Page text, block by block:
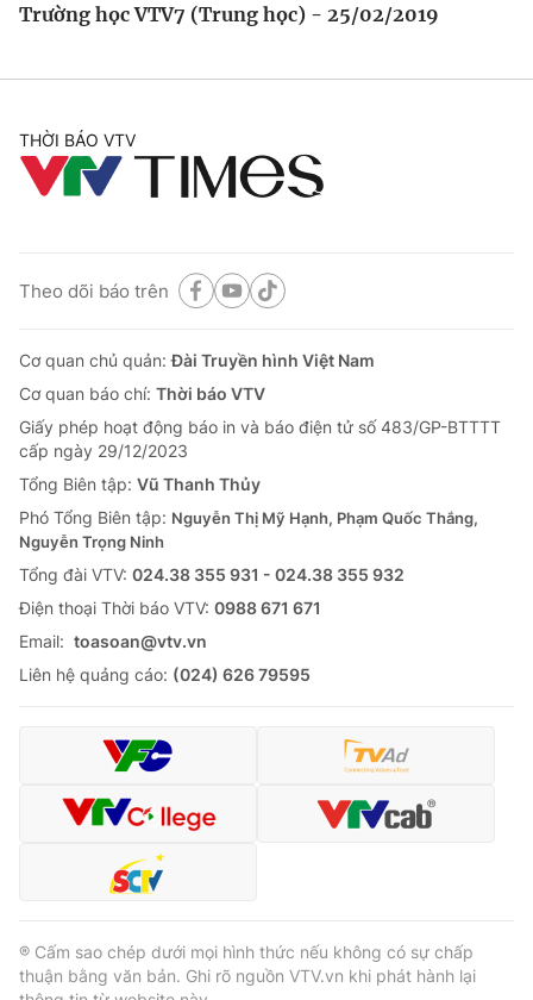
Trường học VTV7 (Trung học) - 25/02/2019
THỜI BÁO VTV
Theo dõi báo trên
Cơ quan chủ quản:Đài Truyền hình Việt Nam
Cơ quan báo chí: Thời báo VTV
Giấy phép hoạt động báo in và báo điện tử số 483/GP-BTTTT
cấp ngày 29/12/2023
Tổng Biên tập: Vũ Thanh Thủy
Phó Tổng Biên tập: Nguyễn Thị Mỹ Hạnh, Phạm Quốc Thắng,
Nguyễn Trọng Ninh
Tổng đài VTV: 024.38 355 931 - 024.38 355 932
Ðiện thoại Thời báo VTV: 0988 671 671
Email: toasoan@vtv.vn
Liên hệ quảng cáo: (024) 626 79595
® Cấm sao chép dưới mọi hình thức nếu không có sự chấp
thuận bằng văn bản. Ghi rõ nguồn VTV.vn khi phát hành lại